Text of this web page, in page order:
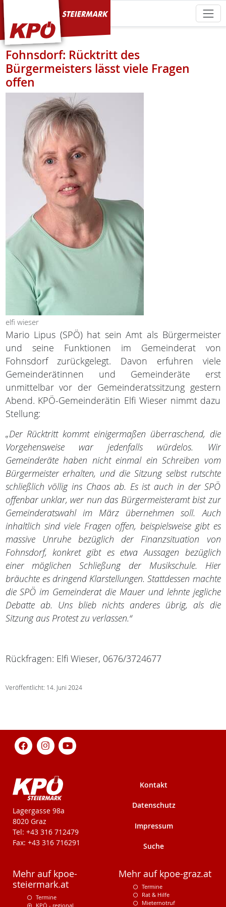
KPÖ Steiermark
Fohnsdorf: Rücktritt des
Bürgermeisters lässt viele Fragen
offen
elfi wieser
Mario Lipus (SPÖ) hat sein Amt als Bürgermeister
und seine Funktionen im Gemeinderat von
Fohnsdorf zurückgelegt. Davon erfuhren viele
Gemeinderätinnen und Gemeinderäte erst
unmittelbar vor der Gemeinderatssitzung gestern
Abend. KPÖ-Gemeinderätin Elfi Wieser nimmt dazu
Stellung:
„Der Rücktritt kommt einigermaßen überraschend, die
Vorgehensweise war jedenfalls würdelos. Wir
Gemeinderäte haben nicht einmal ein Schreiben vom
Bürgermeister erhalten, und die Sitzung selbst rutschte
schließlich völlig ins Chaos ab. Es ist auch in der SPÖ
offenbar unklar, wer nun das Bürgermeisteramt bist zur
Gemeinderatswahl im März übernehmen soll. Auch
inhaltlich sind viele Fragen offen, beispielsweise gibt es
massive Unruhe bezüglich der Finanzsituation von
Fohnsdorf, konkret gibt es etwa Aussagen bezüglich
einer möglichen Schließung der Musikschule. Hier
bräuchte es dringend Klarstellungen. Stattdessen machte
die SPÖ im Gemeinderat die Mauer und lehnte jegliche
Debatte ab. Uns blieb nichts anderes übrig, als die
Sitzung aus Protest zu verlassen.“
Rückfragen: Elfi Wieser, 0676/3724677
Veröffentlicht: 14. Juni 2024
KPÖ-Steiermark
Lagergasse 98a
8020 Graz
Tel: +43 316 712479
Fax: +43 316 716291
Kontakt
Datenschutz
Impressum
Suche
Mehr auf kpoe-
steiermark.at
Termine
KPÖ - regional
Mehr auf kpoe-graz.at
Termine
Rat & Hilfe
Mieternotruf